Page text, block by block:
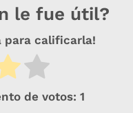
le fue útil?
para calificarla!
de votos: 1